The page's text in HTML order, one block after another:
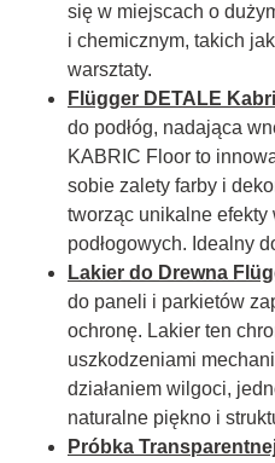
się w miejscach o
i chemicznym, takich
warsztaty.
Flügger DETALE
do podłóg, nadająca
KABRIC Floor to
sobie zalety farby i
tworząc unikalne
podłogowych. Idealny
Lakier do Drewna
do paneli i parkietów
ochronę. Lakier ten
uszkodzeniami
działaniem wilgoci,
naturalne piękno i
Próbka